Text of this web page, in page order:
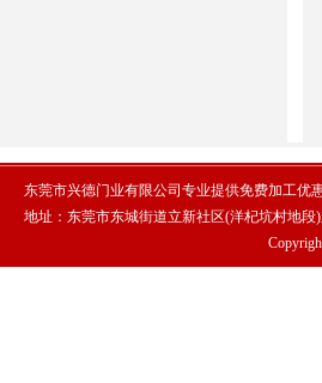
东莞市兴德门业有限公司专业提供免费加工优
地址：东莞市东城街道立新社区(洋杞坑村地段